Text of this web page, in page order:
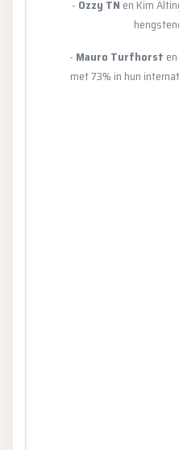
- Ozzy TN en Kim
- Mauro Turfhorst
met 73% in hun